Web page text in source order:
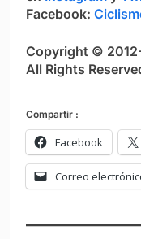
Facebook:
Copyright ©
All Rights
Compartir :
Facebook
Correo